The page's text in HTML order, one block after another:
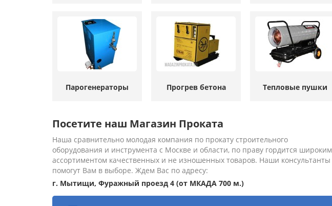
Парогенераторы Прогрев бетона Тепловые пушки
Посетите наш Магазин Проката
Наша сравнительно молодая компания по прокату строительного
оборудования и инструмента с Москве и области, по праву гордится широким
ассортиментом качественных и не изношенных товаров. Наши консультанты
помогут Вам в выборе. Ждем Вас по адресу:
г. Мытищи, Фуражный проезд 4 (от МКАДА 700 м.)